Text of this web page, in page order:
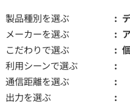
製品種別を選ぶ
メーカーを選ぶ
こだわりで選ぶ
利用シーンで選ぶ
通信距離を選ぶ
出力を選ぶ